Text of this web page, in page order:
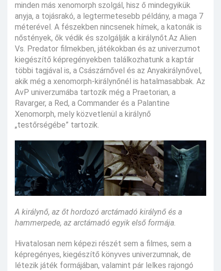
minden más xenomorph szolgál, hisz ő mindegyikük
anyja, a tojásrakó, a legtermetesebb példány, a maga 7
méterével. A fészekben nincsenek hímek, a katonák is
nőstények, ők védik és szolgálják a királynőt.Az Alien
Vs. Predator filmekben, játékokban és az univerzumot
kiegészítő képregényekben találkozhatunk a kaptár
többi tagjával is, a Császárnővel és az Anyakirálynővel,
akik még a xenomorph-királynőnél is hatalmasabbak. Az
AvP univerzumába tartozik még a Praetorian, a
Ravarger, a Red, a Commander és a Palantine
Xenomorph, mely közvetlenül a királynő
„testőrségébe” tartozik.
A királynő, az őt hordozó arctámadó királynő és a
hammerpede, az arctámadó egyik első formája.
Hivatalosan nem képezi részét sem a filmes, sem a
képregényes, kiegészítő könyves univerzumnak, de
létezik játék formájában, valamint pár lelkes rajongó